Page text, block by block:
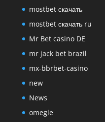
mostbet скачать
mostbet скачать ru
Mr Bet casino DE
mr jack bet brazil
mx-bbrbet-casino
new
News
omegle